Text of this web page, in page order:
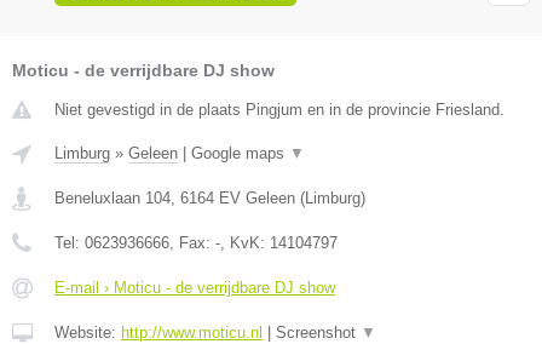
Moticu - de verrijdbare DJ show
Niet gevestigd in de plaats Pingjum en in de provincie Friesland.
Limburg » Geleen Google maps ▼
Beneluxlaan 104, 6164 EV Geleen (Limburg)
Tel: 0623936666, Fax: -, KvK: 14104797
E-mail › Moticu - de verrijdbare DJ show
Website: http://www.moticu.nl Screenshot ▼